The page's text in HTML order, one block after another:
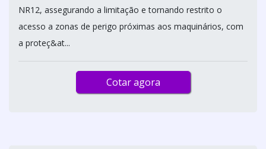
NR12, assegurando a limitação e tornando restrito o
acesso a zonas de perigo próximas aos maquinários, com
a proteç&at...
Cotar agora